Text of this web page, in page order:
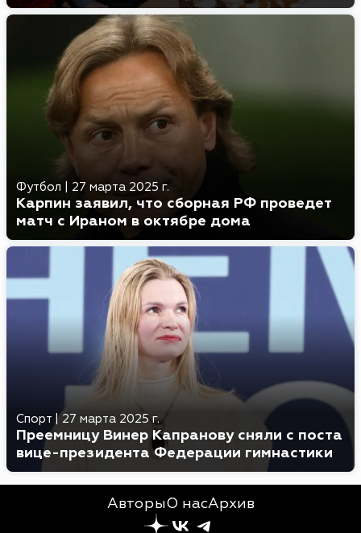
Футбол 27 марта 2025 г.
Карпин заявил, что сборная РФ проведет
матч с Ираном в октябре дома
Спорт | 27 марта 2025 г.
Преемницу Винер Капранову сняли с поста
вице-президента Федерации гимнастики
АвторыО насАрхив